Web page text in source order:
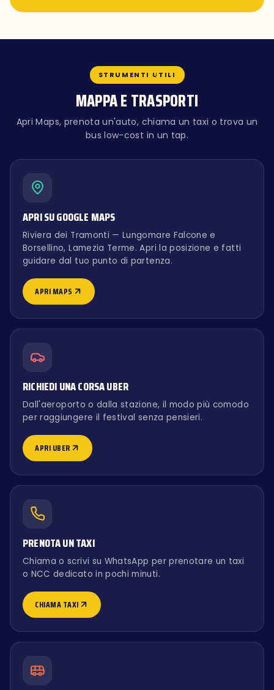
STRUMENTI UTILI
MAPPA E TRASPORTI
Apri Maps, prenota un'auto, chiama un taxi o trova un
bus low-cost in un tap.
APRI SU GOOGLE MAPS
Riviera dei Tramonti — Lungomare Falcone e
Borsellino, Lamezia Terme. Apri la posizione e fatti
guidare dal tuo punto di partenza.
APRI MAPS
RICHIEDI UNA CORSA UBER
Dall'aeroporto o dalla stazione, il modo più comodo
per raggiungere il festival senza pensieri.
APRI UBER
PRENOTA UN TAXI
Chiama o scrivi su WhatsApp per prenotare un taxi
o NCC dedicato in pochi minuti.
CHIAMA TAXI